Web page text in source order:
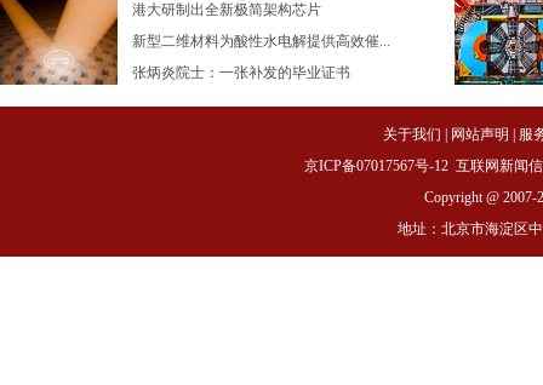
港大研制出全新极简架构芯片
新型二维材料为酸性水电解提供高效催...
张炳炎院士：一张补发的毕业证书
关于我们 网站声明
服
京ICP备07017567号-12 互联网新闻
Copyright @ 2007-
地址：北京市海淀区